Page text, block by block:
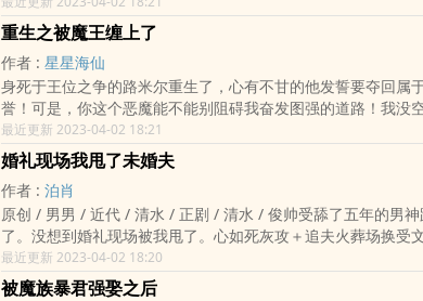
往上爬。 爬到巅峰，掌控一切。 掌控——你所
沈奕七岁的时候，交到一个好朋友。 好朋友家里穷，吃不
好朋友带回家，藏到床底下，把自己的好吃的都分给他一半
的好朋友长大了，翻上了他的床，锁住了他的腿。 温和善良
辣攻 （现实向 陈老大是个狠人） 内容标签： 豪门世家
世 升级流 各位书友要是觉得《末世大佬他一心想HE》还不错的话请不要忘
记向您QQ群和微博里的朋友推荐哦！
重生之被魔王缠上了
作者 : 星星海仙
身死于王位之争的路米尔重生了，心有不甘的他发誓要夺回属
誉！可是，你这个恶魔能不能别阻碍我奋发图强的道路！我没
当路米尔抵抗不了命运的造化弄人，被恶魔救了一次又一次之后
实可以勉勉强强和恶魔谈一下恋爱。当他切身体会到身边常备
方便与实用之后，他也未尝不感叹命运的馈赠：嗯，真香！流
经变态不要脸恶魔攻×高贵傲娇野心勃勃妖精受 各位书友要是觉得《重生之
被魔王缠上了》还不错的话请不要忘记向您QQ群和微博里的朋
最近更新 2023-04-02 18:21
婚礼现场我甩了未婚夫
作者 : 泊肖
原创 / 男男 / 近代 / 清水 / 正剧 / 清水 / 俊帅受舔了五年的男
了。没想到婚礼现场被我甩了。心如死灰攻＋追夫火葬场换受
各位书友要是觉得《婚礼现场我甩了未婚夫》还不错的话请不要
QQ群和微博里的朋友推荐哦！
最近更新 2023-04-02 18:20
被魔族暴君强娶之后